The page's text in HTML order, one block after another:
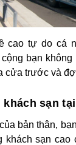
cao tự do cá
bạn
cửa trước và
sạn
bản thân,
khách sạn